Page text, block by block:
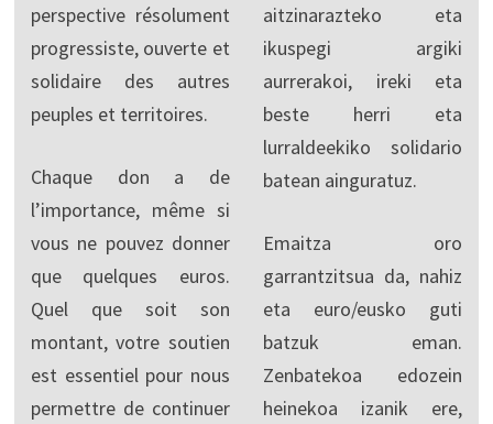
perspective résolument
progressiste, ouverte et
solidaire des autres
peuples et territoires.
Chaque don a de
l’importance, même si
vous ne pouvez donner
que quelques euros.
Quel que soit son
montant, votre soutien
est essentiel pour nous
permettre de continuer
aitzinarazteko eta
ikuspegi argiki
aurrerakoi, ireki eta
beste herri eta
lurraldeekiko solidario
batean ainguratuz.
Emaitza oro
garrantzitsua da, nahiz
eta euro/eusko guti
batzuk eman.
Zenbatekoa edozein
heinekoa izanik ere,